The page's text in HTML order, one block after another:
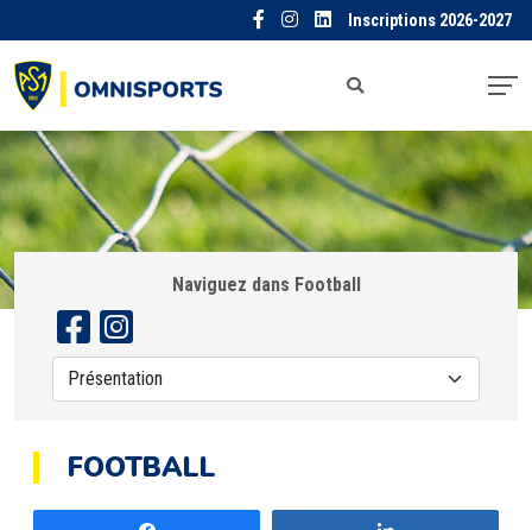
Inscriptions 2026-2027
Naviguez dans Football
FOOTBALL